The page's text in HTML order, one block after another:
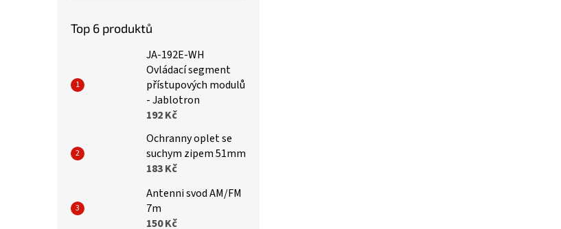
Top 6 produktů
JA-192E-WH
Ovládací segment
přístupových modulů
- Jablotron
192 Kč
Ochranny oplet se
suchym zipem 51mm
183 Kč
Antenni svod AM/FM
7m
150 Kč